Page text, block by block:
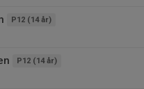
P12 (14 år)
P12 (14 år)